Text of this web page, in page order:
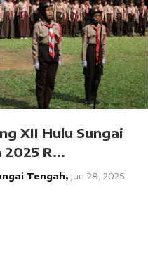
XII Hulu Sungai
2025 R...
Tengah, Jun 28, 2025